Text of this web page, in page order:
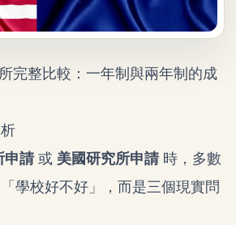
完整比較：一年制與兩年制的成
申請或 美國研究所申請時，多數
學校好不好」，而是三個現實問